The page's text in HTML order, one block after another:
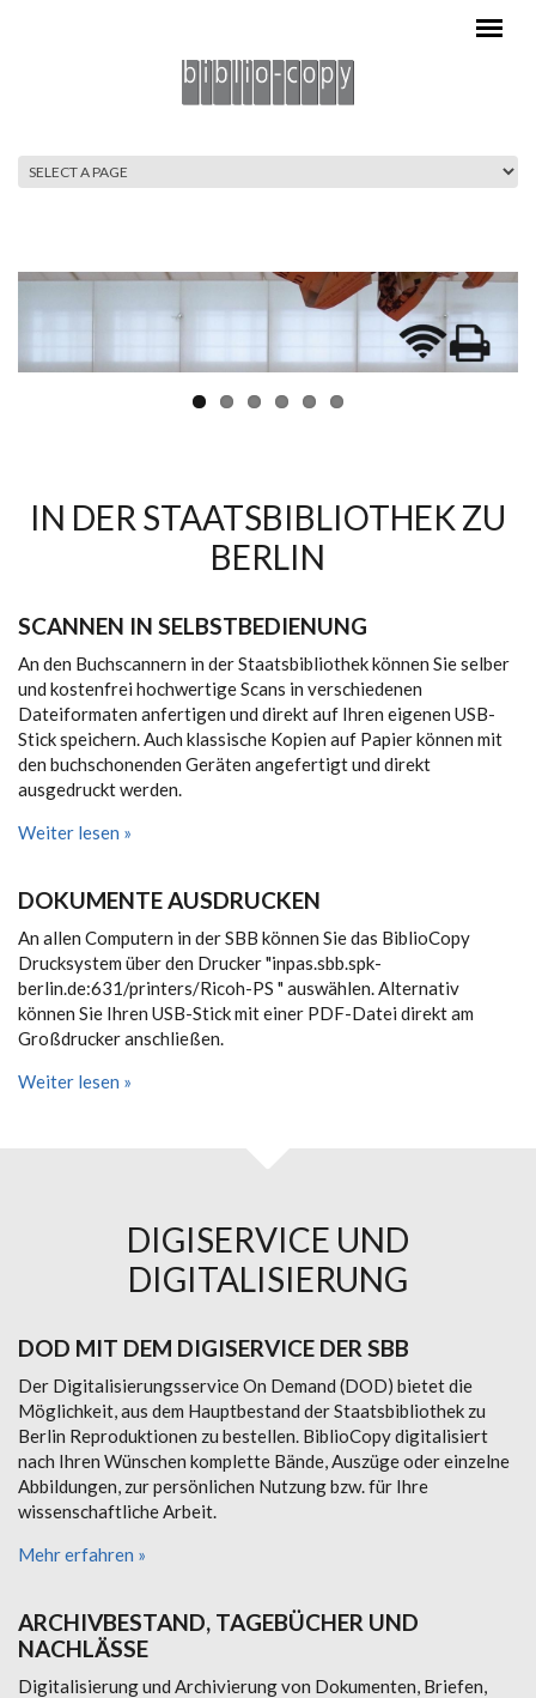
IN DER STAATSBIBLIOTHEK ZU
BERLIN
SCANNEN IN SELBSTBEDIENUNG
An den Buchscannern in der Staatsbibliothek können Sie selber
und kostenfrei hochwertige Scans in verschiedenen
Dateiformaten anfertigen und direkt auf Ihren eigenen USB-
Stick speichern. Auch klassische Kopien auf Papier können mit
den buchschonenden Geräten angefertigt und direkt
ausgedruckt werden.
Weiter lesen »
DOKUMENTE AUSDRUCKEN
An allen Computern in der SBB können Sie das BiblioCopy
Drucksystem über den Drucker "inpas.sbb.spk-
berlin.de:631/printers/Ricoh-PS " auswählen. Alternativ
können Sie Ihren USB-Stick mit einer PDF-Datei direkt am
Großdrucker anschließen.
Weiter lesen »
DIGISERVICE UND
DIGITALISIERUNG
DOD MIT DEM DIGISERVICE DER SBB
Der Digitalisierungsservice On Demand (DOD) bietet die
Möglichkeit, aus dem Hauptbestand der Staatsbibliothek zu
Berlin Reproduktionen zu bestellen. BiblioCopy digitalisiert
nach Ihren Wünschen komplette Bände, Auszüge oder einzelne
Abbildungen, zur persönlichen Nutzung bzw. für Ihre
wissenschaftliche Arbeit.
Mehr erfahren »
ARCHIVBESTAND, TAGEBÜCHER UND
NACHLÄSSE
Digitalisierung und Archivierung von Dokumenten, Briefen,